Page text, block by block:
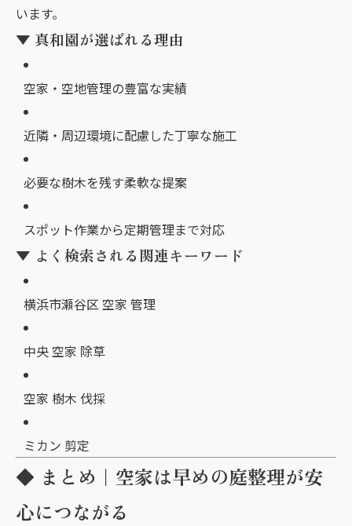
います。
▼ 真和園が選ばれる理由
空家・空地管理の豊富な実績
近隣・周辺環境に配慮した丁寧な施工
必要な樹木を残す柔軟な提案
スポット作業から定期管理まで対応
▼ よく検索される関連キーワード
横浜市瀬谷区 空家 管理
中央 空家 除草
空家 樹木 伐採
ミカン 剪定
◆ まとめ｜空家は早めの庭整理が安
心につながる